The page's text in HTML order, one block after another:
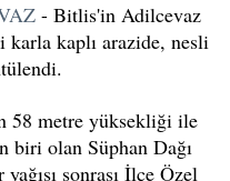
- Bitlis'in Adilcevaz
karla kaplı arazide, nesli
58 metre yüksekliği ile
biri olan Süphan Dağı
sonrası İlçe Özel